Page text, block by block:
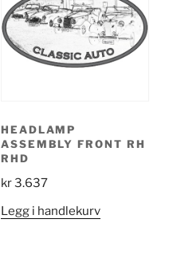
HEADLAMP
ASSEMBLY FRONT RH
RHD
kr3.637
Legg i handlekurv